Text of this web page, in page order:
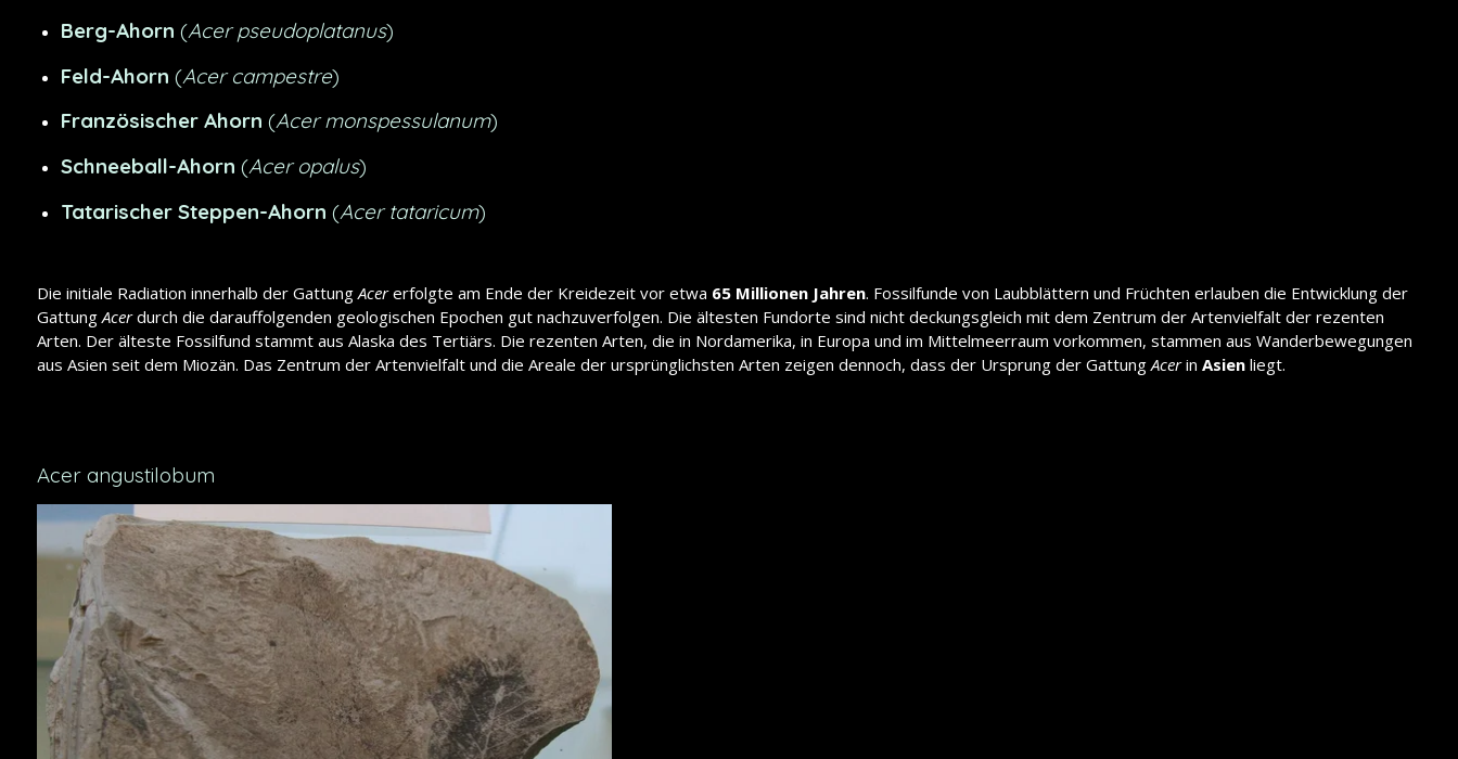
Berg-Ahorn (Acer pseudoplatanus)
Feld-Ahorn (Acer campestre)
Französischer Ahorn (Acer monspessulanum)
Schneeball-Ahorn (Acer opalus)
Tatarischer Steppen-Ahorn (Acer tataricum)
Die initiale Radiation innerhalb der Gattung Acererfolgte am Ende der Kreidezeit vor etwa 65 Millionen Jahren. Fossilfunde von Laubblättern und Früchten erlauben die Entwicklung der
Gattung Acerdurch die darauffolgenden geologischen Epochen gut nachzuverfolgen. Die ältesten Fundorte sind nicht deckungsgleich mit dem Zentrum der Artenvielfalt der rezenten
Arten. Der älteste Fossilfund stammt aus Alaska des Tertiärs. Die rezenten Arten, die in Nordamerika, in Europa und im Mittelmeerraum vorkommen, stammen aus Wanderbewegungen
aus Asien seit dem Miozän. Das Zentrum der Artenvielfalt und die Areale der ursprünglichsten Arten zeigen dennoch, dass der Ursprung der Gattung Acerin Asienliegt.
Acer angustilobum